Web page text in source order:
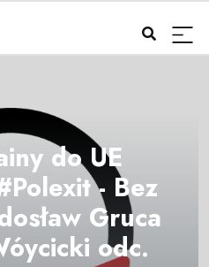
do UE
- Bez
Gruca
odc.